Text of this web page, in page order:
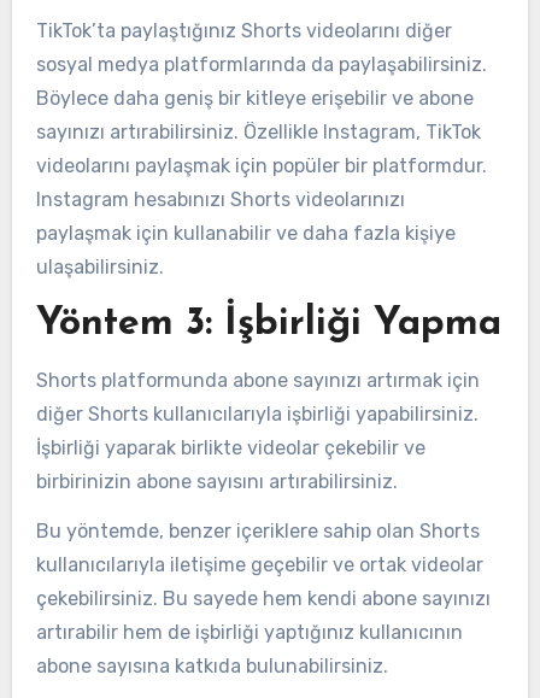
TikTok’ta paylaştığınız Shorts videolarını diğer
sosyal medya platformlarında da paylaşabilirsiniz.
Böylece daha geniş bir kitleye erişebilir ve abone
sayınızı artırabilirsiniz. Özellikle Instagram, TikTok
videolarını paylaşmak için popüler bir platformdur.
Instagram hesabınızı Shorts videolarınızı
paylaşmak için kullanabilir ve daha fazla kişiye
ulaşabilirsiniz.
Yöntem 3: İşbirliği Yapma
Shorts platformunda abone sayınızı artırmak için
diğer Shorts kullanıcılarıyla işbirliği yapabilirsiniz.
İşbirliği yaparak birlikte videolar çekebilir ve
birbirinizin abone sayısını artırabilirsiniz.
Bu yöntemde, benzer içeriklere sahip olan Shorts
kullanıcılarıyla iletişime geçebilir ve ortak videolar
çekebilirsiniz. Bu sayede hem kendi abone sayınızı
artırabilir hem de işbirliği yaptığınız kullanıcının
abone sayısına katkıda bulunabilirsiniz.